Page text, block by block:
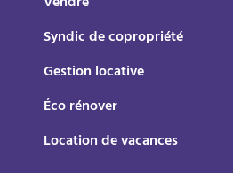
Syndic de copropriété
Gestion locative
Éco rénover
Location de vacances